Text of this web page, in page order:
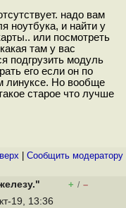
надо вам
ноутбука, и найти у
или посмотреть
там у вас
подгрузить модуль
его если он по
линуксе. Но вообще
старое что лучше
Cообщить модератору
+ / –
19, 13:36